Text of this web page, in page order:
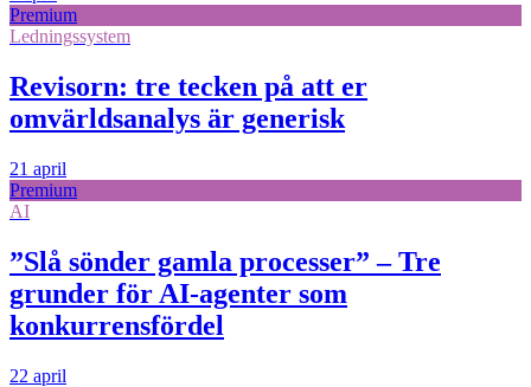
Premium
Ledningssystem
Revisorn: tre tecken på att er
omvärldsanalys är generisk
21 april
Premium
AI
”Slå sönder gamla processer” – Tre
grunder för AI-agenter som
konkurrensfördel
22 april